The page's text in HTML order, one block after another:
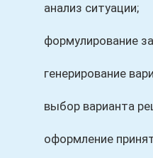
анализ ситуации;
формулирование
генерирование
выбор варианта
оформление